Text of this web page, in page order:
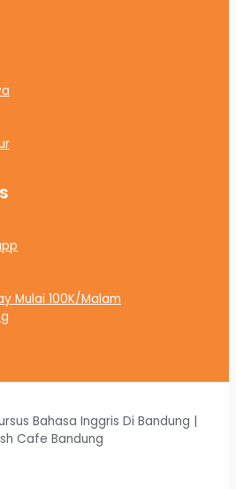
Mulai 100K/Malam
Bahasa Inggris Di Bandung |
Cafe Bandung